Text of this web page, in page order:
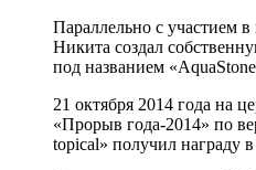
Параллельно с участием
Никита создал
под названием
21 октября 2014 года на
«Прорыв года-2014» по
topical» получил награду